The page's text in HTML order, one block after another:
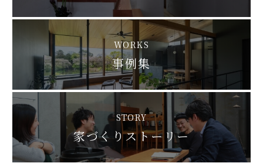
WORKS
事例集
STORY
家づくりストーリー